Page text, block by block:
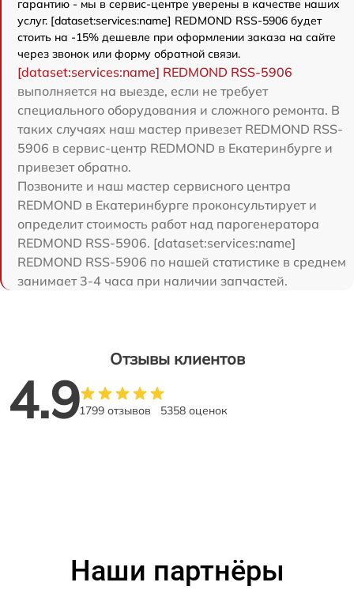
гарантию - мы в сервис-центре уверены в качестве наших
услуг. [dataset:services:name] REDMOND RSS-5906 будет
стоить на -15% дешевле при оформлении заказа на сайте
через звонок или форму обратной связи.
[dataset:services:name] REDMOND RSS-5906
выполняется на выезде, если не требует
специального оборудования и сложного ремонта. В
таких случаях наш мастер привезет REDMOND RSS-
5906 в сервис-центр REDMOND в Екатеринбурге и
привезет обратно.
Позвоните и наш мастер сервисного центра
REDMOND в Екатеринбурге проконсультирует и
определит стоимость работ над парогенератора
REDMOND RSS-5906. [dataset:services:name]
REDMOND RSS-5906 по нашей статистике в среднем
занимает 3-4 часа при наличии запчастей.
Отзывы клиентов
4.91799 отзывов 5358 оценок
Наши партнёры